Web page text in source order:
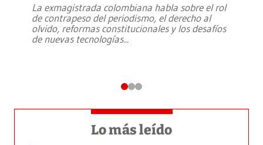
La exmagistrada colombiana habla sobre el rol
de contrapeso del periodismo, el derecho al
olvido, reformas constitucionales y los desafíos
de nuevas tecnologías...
Lo más leído